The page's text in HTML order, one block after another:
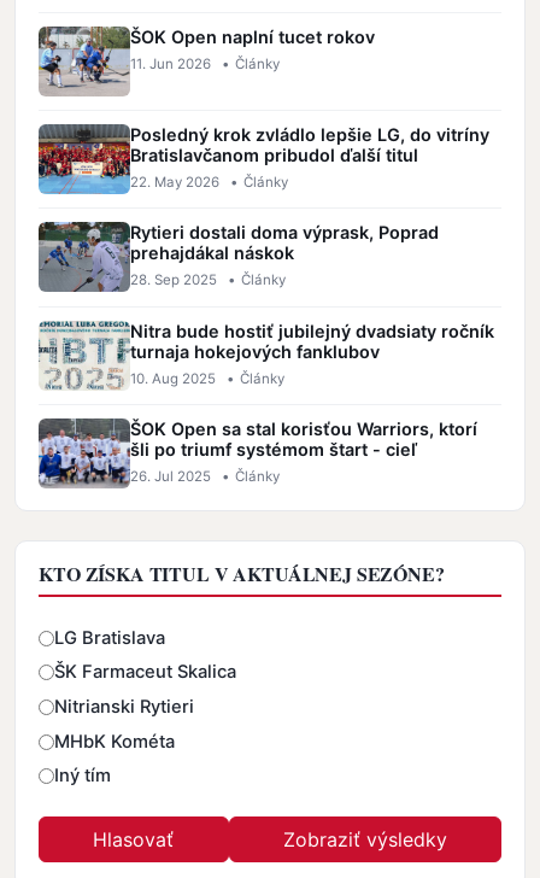
ŠOK Open naplní tucet rokov
11. Jun 2026 • Články
Posledný krok zvládlo lepšie LG, do vitríny
Bratislavčanom pribudol ďalší titul
22. May 2026 • Články
Rytieri dostali doma výprask, Poprad
prehajdákal náskok
28. Sep 2025 • Články
Nitra bude hostiť jubilejný dvadsiaty ročník
turnaja hokejových fanklubov
10. Aug 2025 • Články
ŠOK Open sa stal korisťou Warriors, ktorí
šli po triumf systémom štart - cieľ
26. Jul 2025 • Články
KTO ZÍSKA TITUL V AKTUÁLNEJ SEZÓNE?
Odpovede
LG Bratislava
ŠK Farmaceut Skalica
Nitrianski Rytieri
MHbK Kométa
Iný tím